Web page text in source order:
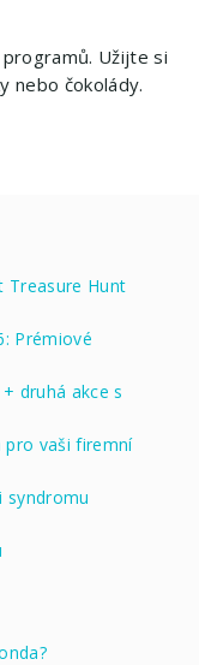
Užijte si
nebo čokolády.
Treasure Hunt
Prémiové
druhá akce s
pro vaši firemní
syndromu